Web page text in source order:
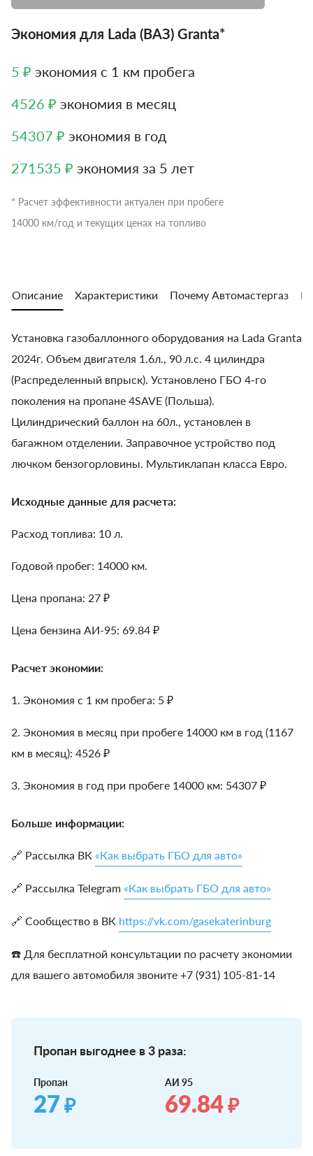
Экономия для Lada (ВАЗ) Granta*
5 ₽ экономия с 1 км пробега
4526 ₽ экономия в месяц
54307 ₽ экономия в год
271535 ₽ экономия за 5 лет
* Расчет эффективности актуален при пробеге
14000 км/год и текущих ценах на топливо
Описание Характеристики Почему Автомастергаз
Установка газобаллонного оборудования на Lada Granta
2024г. Объем двигателя 1.6л., 90 л.с. 4 цилиндра
(Распределенный впрыск). Установлено ГБО 4-го
поколения на пропане 4SAVE (Польша).
Цилиндрический баллон на 60л., установлен в
багажном отделении. Заправочное устройство под
лючком бензогорловины. Мультиклапан класса Евро.
Исходные данные для расчета:
Расход топлива: 10 л.
Годовой пробег: 14000 км.
Цена пропана: 27 ₽
Цена бензина АИ-95: 69.84 ₽
Расчет экономии:
1. Экономия с 1 км пробега: 5 ₽
2. Экономия в месяц при пробеге 14000 км в год (1167
км в месяц): 4526 ₽
3. Экономия в год при пробеге 14000 км: 54307 ₽
Больше информации:
🔗 Рассылка ВК «Как выбрать ГБО для авто»
🔗 Рассылка Telegram «Как выбрать ГБО для авто»
🔗 Сообщество в ВК https://vk.com/gasekaterinburg
☎️ Для бесплатной консультации по расчету экономии
для вашего автомобиля звоните +7 (931) 105-81-14
Пропан выгоднее в 3 раза:
Пропан
27₽
АИ 95
69.84₽